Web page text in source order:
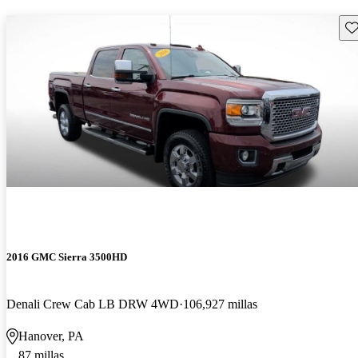
2016 GMC Sierra 3500HD
Denali Crew Cab LB DRW 4WD 106,927 millas
Hanover, PA